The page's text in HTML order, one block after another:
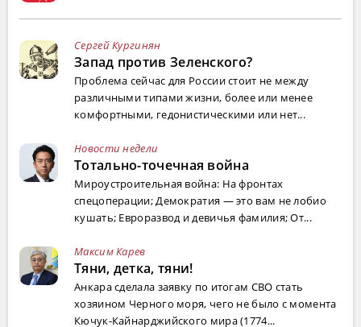
Сергей Кургинян
Запад против Зеленского?
Проблема сейчас для России стоит не между
различными типами жизни, более или менее
комфортными, гедонистическими или нет...
Новости недели
Тотально-точечная война
Мироустроительная война: На фронтах
спецоперации; Демократия — это вам не лобио
кушать; Евроразвод и девичья фамилия; От...
Максим Карев
Тяни, детка, тяни!
Анкара сделала заявку по итогам СВО стать
хозяином Черного моря, чего не было с момента
Кючук-Кайнарджийского мира (1774...